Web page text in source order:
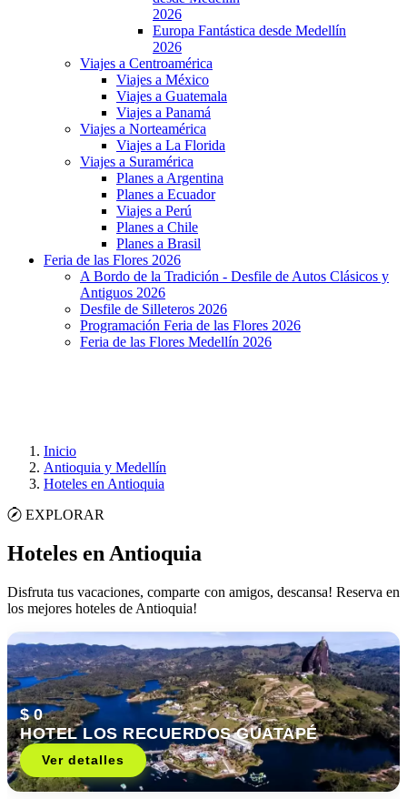
2026
Europa Fantástica desde Medellín
2026
Viajes a Centroamérica
Viajes a México
Viajes a Guatemala
Viajes a Panamá
Viajes a Norteamérica
Viajes a La Florida
Viajes a Suramérica
Planes a Argentina
Planes a Ecuador
Viajes a Perú
Planes a Chile
Planes a Brasil
Feria de las Flores 2026
A Bordo de la Tradición - Desfile de Autos Clásicos y
Antiguos 2026
Desfile de Silleteros 2026
Programación Feria de las Flores 2026
Feria de las Flores Medellín 2026
Inicio
Antioquia y Medellín
Hoteles en Antioquia
EXPLORAR
Hoteles en Antioquia
Disfruta tus vacaciones, comparte con amigos, descansa! Reserva en
los mejores hoteles de Antioquia!
$ 0
HOTEL LOS RECUERDOS GUATAPÉ
Ver detalles